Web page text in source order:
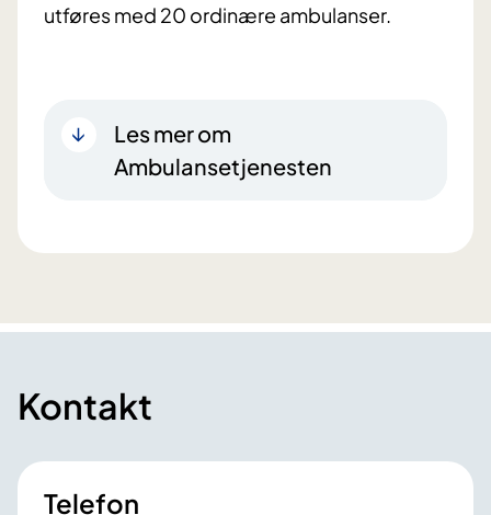
utføres med 20 ordinære ambulanser.
Les mer om
Ambulansetjenesten
Kontakt
Telefon